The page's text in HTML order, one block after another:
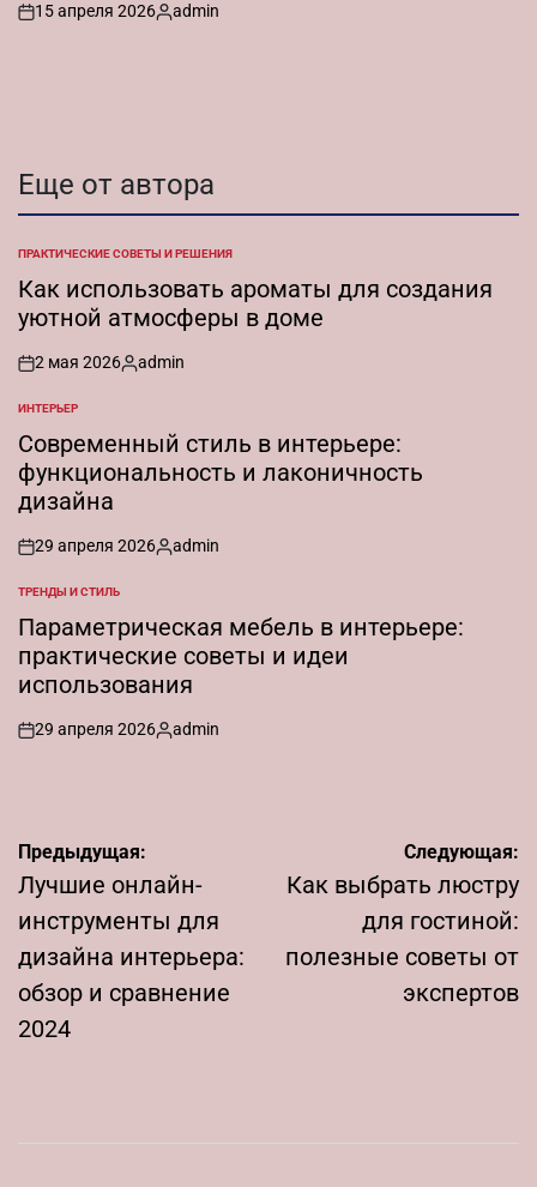
on
15 апреля 2026
Запись
admin
Еще от автора
ОПУБЛИКОВАНО
В
ПРАКТИЧЕСКИЕ СОВЕТЫ И РЕШЕНИЯ
Как использовать ароматы для создания
уютной атмосферы в доме
on
2 мая 2026
Запись
admin
ОПУБЛИКОВАНО
В
ИНТЕРЬЕР
Современный стиль в интерьере:
функциональность и лаконичность
дизайна
on
29 апреля 2026
Запись
admin
ОПУБЛИКОВАНО
В
ТРЕНДЫ И СТИЛЬ
Параметрическая мебель в интерьере:
практические советы и идеи
использования
on
29 апреля 2026
Запись
admin
Навигация
по
записям
Предыдущая:
Лучшие онлайн-
инструменты для
дизайна интерьера:
обзор и сравнение
2024
Следующая:
Как выбрать люстру
для гостиной:
полезные советы от
экспертов